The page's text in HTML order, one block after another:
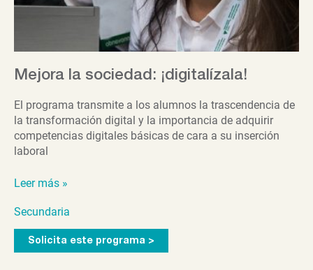
Mejora la sociedad: ¡digitalízala!
El programa transmite a los alumnos la trascendencia de
la transformación digital y la importancia de adquirir
competencias digitales básicas de cara a su inserción
laboral
Mejora
sociedad:
¡digitalízala!
Leer más »
Secundaria
Solicita este programa >